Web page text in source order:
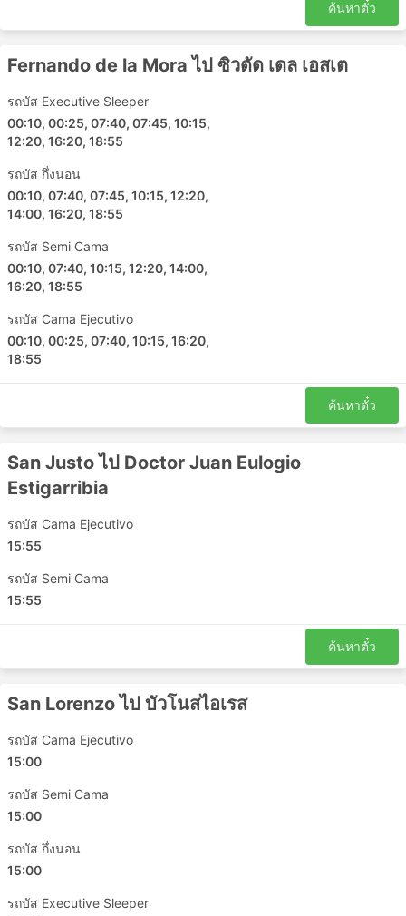
ค้นหาตั๋ว
Fernando de la Mora ไป ซิวดัด เดล เอสเต
รถบัส Executive Sleeper
00:10, 00:25, 07:40, 07:45, 10:15,
12:20, 16:20, 18:55
รถบัส กึ่งนอน
00:10, 07:40, 07:45, 10:15, 12:20,
14:00, 16:20, 18:55
รถบัส Semi Cama
00:10, 07:40, 10:15, 12:20, 14:00,
16:20, 18:55
รถบัส Cama Ejecutivo
00:10, 00:25, 07:40, 10:15, 16:20,
18:55
ค้นหาตั๋ว
San Justo ไป Doctor Juan Eulogio
Estigarribia
รถบัส Cama Ejecutivo
15:55
รถบัส Semi Cama
15:55
ค้นหาตั๋ว
San Lorenzo ไป บัวโนสไอเรส
รถบัส Cama Ejecutivo
15:00
รถบัส Semi Cama
15:00
รถบัส กึ่งนอน
15:00
รถบัส Executive Sleeper